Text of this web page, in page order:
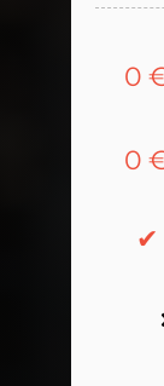
0
0
✔
0
0
✔